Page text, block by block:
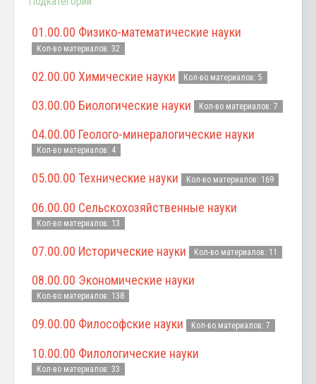
01.00.00 Физико-математические науки
Кол-во материалов: 32
02.00.00 Химические науки Кол-во материалов: 5
03.00.00 Биологические науки Кол-во материалов: 7
04.00.00 Геолого-минералогические науки
Кол-во материалов: 4
05.00.00 Технические науки Кол-во материалов: 169
06.00.00 Сельскохозяйственные науки
Кол-во материалов: 13
07.00.00 Исторические науки Кол-во материалов: 11
08.00.00 Экономические науки
Кол-во материалов: 138
09.00.00 Философские науки Кол-во материалов: 7
10.00.00 Филологические науки
Кол-во материалов: 33